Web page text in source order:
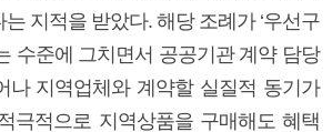
지적을 받았다. 해당 조례가 ‘우선구
수준에 그치면서 공공기관 계약 담당
나 지역업체와 계약할 실질적 동기가
극적으로 지역상품을 구매해도 혜택